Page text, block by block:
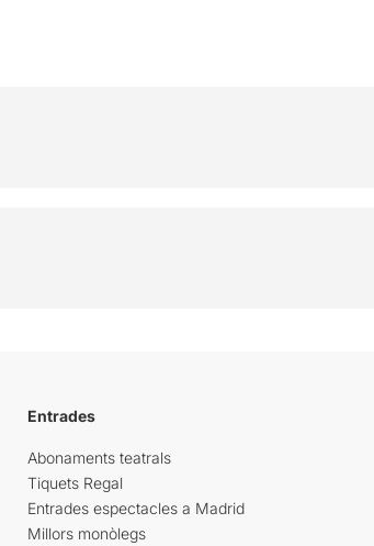
Entrades
Abonaments teatrals
Tiquets Regal
Entrades espectacles a Madrid
Millors monòlegs